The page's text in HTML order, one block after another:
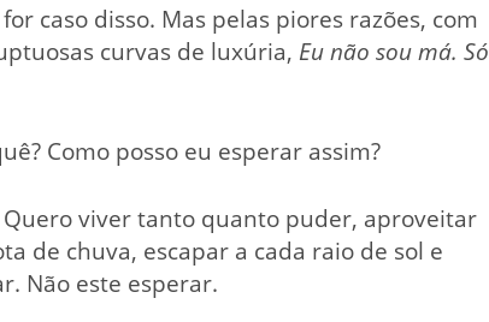
caso disso. Mas pelas piores razões, com
curvas de luxúria, Eu não sou má. Só
Como posso eu esperar assim?
viver tanto quanto puder, aproveitar
de chuva, escapar a cada raio de sol e
Não este esperar.